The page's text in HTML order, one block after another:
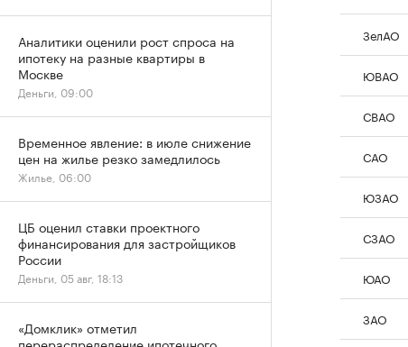
ЗелАО
ЮВАО
СВАО
САО
ЮЗАО
СЗАО
ЮАО
ЗАО
Аналитики оценили рост спроса на
ипотеку на разные квартиры в
Москве
Деньги, 09:00
Временное явление: в июле снижение
цен на жилье резко замедлилось
Жилье, 06:00
ЦБ оценил ставки проектного
финансирования для застройщиков
России
Деньги, 05 авг, 18:13
«Домклик» отметил